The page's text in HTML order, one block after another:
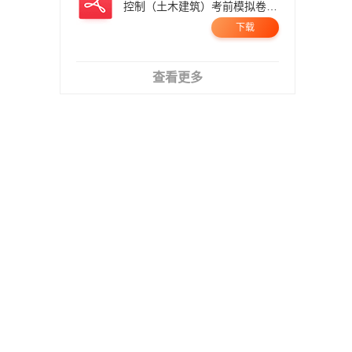
控制（土木建筑）考前模拟卷
下载
查看更多